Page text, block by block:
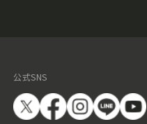
公式SNS